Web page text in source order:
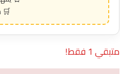
متبقي 1 فقط!